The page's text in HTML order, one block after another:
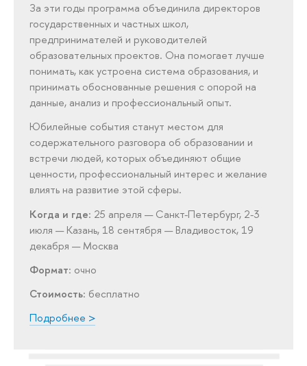
За эти годы программа объединила директоров
государственных и частных школ,
предпринимателей и руководителей
образовательных проектов. Она помогает лучше
понимать, как устроена система образования, и
принимать обоснованные решения с опорой на
данные, анализ и профессиональный опыт.
Юбилейные события станут местом для
содержательного разговора об образовании и
встречи людей, которых объединяют общие
ценности, профессиональный интерес и желание
влиять на развитие этой сферы.
Когда и где: 25 апреля — Санкт-Петербург, 2-3
июля — Казань, 18 сентября — Владивосток, 19
декабря — Москва
Формат: очно
Стоимость: бесплатно
Подробнее >